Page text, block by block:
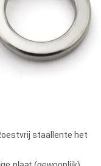
staallente het